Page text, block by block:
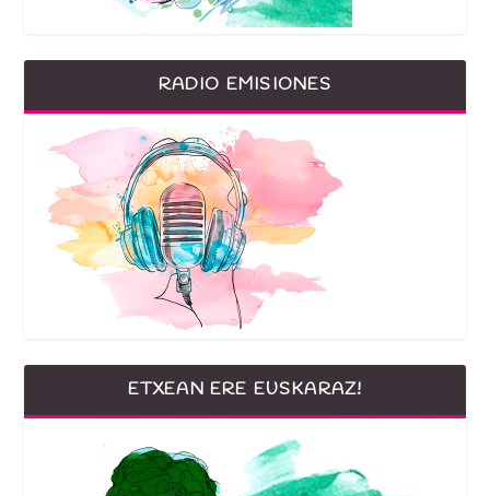
RADIO EMISIONES
ETXEAN ERE EUSKARAZ!